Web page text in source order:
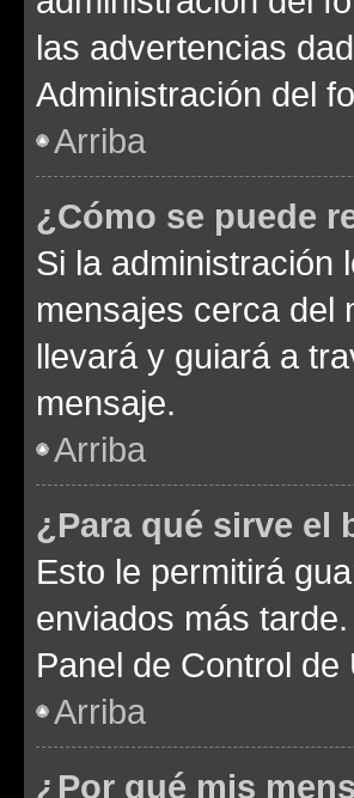
las advertencias
Administración del
Arriba
¿Cómo se puede
Si la administración
mensajes cerca del
llevará y guiará a
mensaje.
Arriba
¿Para qué sirve el
Esto le permitirá
enviados más
Panel de Control de
Arriba
¿Por qué mis